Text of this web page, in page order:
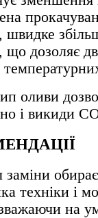
швидке
що дозоляє
оливи
і викиди
заміни
техніки і
на